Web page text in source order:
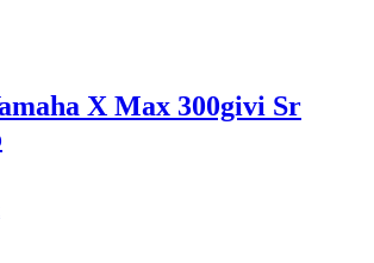
X Max 300givi Sr